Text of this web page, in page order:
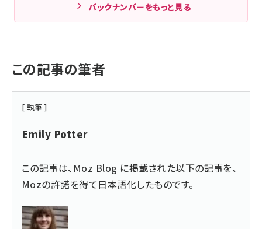
バックナンバーをもっと見る
この記事の筆者
[ 執筆 ]
Emily Potter
この記事は、 Moz Blog に掲載された以下の記事を、
Mozの許諾を得て日本語化したものです。